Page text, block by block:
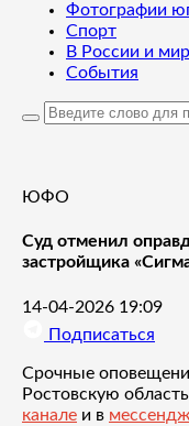
Фотографии
Спорт
В России и
События
ЮФО
Суд отменил
застройщика
14-04-2026 19:09
Подписаться
Срочные
Ростовскую
канале и в